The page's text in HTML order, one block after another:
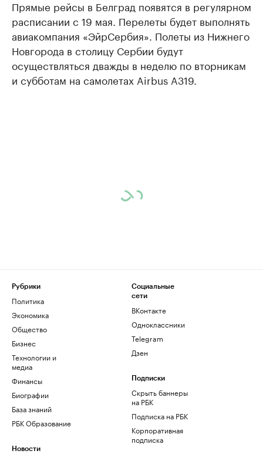
Прямые рейсы в Белград появятся в регулярном
расписании с 19 мая. Перелеты будет выполнять
авиакомпания «ЭйрСербия». Полеты из Нижнего
Новгорода в столицу Сербии будут
осуществляться дважды в неделю по вторникам
и субботам на самолетах Airbus A319.
Рубрики
Политика
Экономика
Общество
Бизнес
Технологии и
медиа
Финансы
Биографии
База знаний
РБК Образование
Новости
Социальные
сети
ВКонтакте
Одноклассники
Telegram
Дзен
Подписки
Скрыть баннеры
на РБК
Подписка на РБК
Корпоративная
подписка